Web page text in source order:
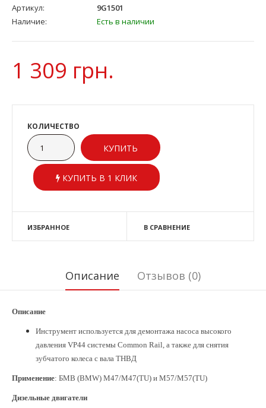
Артикул:
9G1501
Наличие:
Есть в наличии
1 309 грн.
КОЛИЧЕСТВО
КУПИТЬ В 1 КЛИК
ИЗБРАННОЕ В СРАВНЕНИЕ
Описание Отзывов (0)
Описание
Инструмент используется для демонтажа насоса высокого
давления VP44 системы Common Rail, а также для снятия
зубчатого колеса с вала ТНВД
Применение: БМВ (BMW) М47/М47(TU) и М57/М57(TU)
Дизельные двигатели